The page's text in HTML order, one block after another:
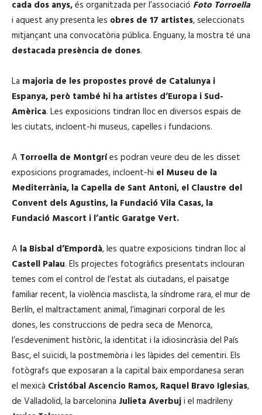
cada dos anys,és organitzada per l’associació Foto Torroella
i aquest any presenta les obres de 17 artistes, seleccionats
mitjançant una convocatòria pública. Enguany, la mostra té una
destacada presència de dones.
La majoria de les propostes prové de Catalunya i
Espanya, però també hi ha artistes d’Europa i Sud-
Amèrica. Les exposicions tindran lloc en diversos espais de
les ciutats, incloent-hi museus, capelles i fundacions.
A Torroella de Montgríes podran veure deu de les disset
exposicions programades, incloent-hi el Museu de la
Mediterrània, la Capella de Sant Antoni, el Claustre del
Convent dels Agustins, la Fundació Vila Casas, la
Fundació Mascort i l’antic Garatge Vert.
A la Bisbal d’Empordà, les quatre exposicions tindran lloc al
Castell Palau. Els projectes fotogràfics presentats inclouran
temes com el control de l’estat als ciutadans, el paisatge
familiar recent, la violència masclista, la síndrome rara, el mur de
Berlín, el maltractament animal, l’imaginari corporal de les
dones, les construccions de pedra seca de Menorca,
l’esdeveniment històric, la identitat i la idiosincràsia del País
Basc, el suïcidi, la postmemòria i les làpides del cementiri. Els
fotògrafs que exposaran a la capital baix empordanesa seran
el mexicà Cristóbal Ascencio Ramos, Raquel Bravo Iglesias,
de Valladolid, la barcelonina Julieta Averbuji el madrileny